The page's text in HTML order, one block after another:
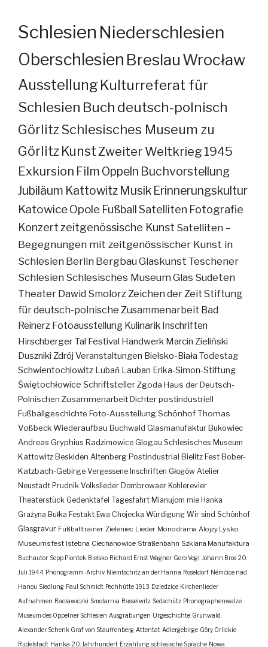
Schlesien Niederschlesien
Oberschlesien Breslau Wrocław
Ausstellung Kulturreferat für
Schlesien Buch deutsch-polnisch
GörlitzSchlesisches Museum zu
Görlitz KunstZweiter Weltkrieg 1945
Exkursion Film Oppeln Buchvorstellung
Jubiläum Kattowitz Musik Erinnerungskultur
KatowiceOpole FußballSatelliten Fotografie
Konzertzeitgenössische Kunst Satelliten –
Begegnungen mit zeitgenössischer Kunst in
Schlesien Berlin BergbauGlaskunst Teschener
Schlesien Schlesisches MuseumGlas Sudeten
Theater Dawid SmolorzZeichen der Zeit Stiftung
für deutsch-polnische Zusammenarbeit Bad
Reinerz Fotoausstellung Kulinarik Inschriften
Hirschberger Tal Festival Handwerk Marcin Zieliński
Duszniki Zdrój Veranstaltungen Bielsko-Biała Todestag
Schwientochlowitz Lubań Lauban Erika-Simon-Stiftung
Świętochłowice SchriftstellerZgoda Haus der Deutsch-
Polnischen ZusammenarbeitDichterpostindustriell
Fußballgeschichte Foto-AusstellungSchönhofThomas
VoßbeckWiederaufbau Buchwald Glasmanufaktur Bukowiec
Andreas Gryphius Radzimowice Glogau Schlesisches Museum
Kattowitz Beskiden Altenberg Postindustrial Bielitz Fest Bober-
Katzbach-Gebirge Vergessene Inschriften Głogów Atelier
Neustadt Prudnik Volkslieder Dombrowaer Kohlerevier
Theaterstück Gedenktafel Tagesfahrt Mianujom mie Hanka
Grażyna Bułka Festakt Ewa Chojecka Würdigung Wir sind Schönhof
Glasgravur Fußballtrainer Zieleniec Lieder Monodrama Alojzy Lysko
Museumsfest Istebna Ciechanowice Straßenbahn Szklana Manufaktura
Buchautor Sepp Piontek Bielsko Richard Ernst Wagner Gero Vogl Johann Bros 20.
Juli 1944 Phonogramm-Archiv Niemtschitz an der Hanna Roseldorf Némčice nad
Hanou Siedlung Paul Schmidt Pechhütte 1913 Dziedzice Kirchenlieder
Aufnahmen Racławiczki Smolarnia Rasselwitz Sedschütz Phonographenwalze
Museum des Oppelner Schlesien Ausgrabungen Urgeschichte Grunwald
Alexander Schenk Graf von Stauffenberg Attentat Adlergebirge Góry Orlickie
Rudelstadt Hanka 20. Jahrhundert Erzählung schlesische Sprache Nowa